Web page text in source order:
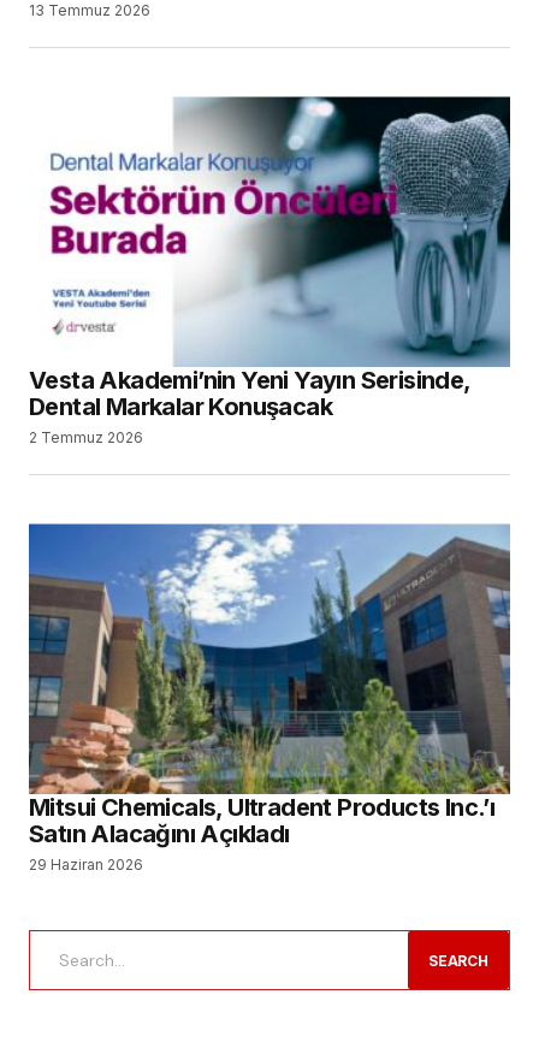
13 Temmuz 2026
Vesta Akademi’nin Yeni Yayın Serisinde,
Dental Markalar Konuşacak
2 Temmuz 2026
Mitsui Chemicals, Ultradent Products Inc.’ı
Satın Alacağını Açıkladı
29 Haziran 2026
SEARCH